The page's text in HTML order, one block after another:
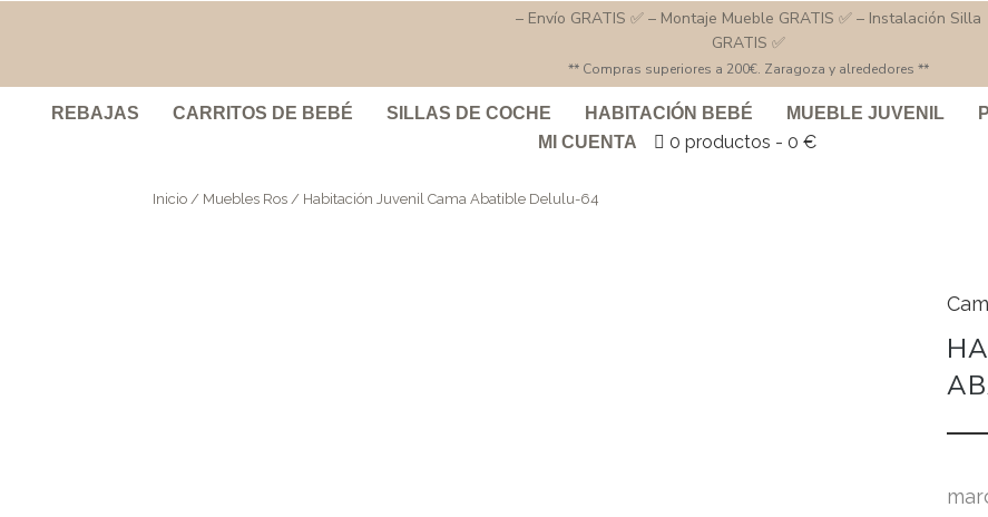
– Envío GRATIS ✅ – Montaje Mueble GRATIS ✅ – Instalación Silla
GRATIS ✅
** Compras superiores a 200€. Zaragoza y alrededores **
REBAJAS CARRITOS DE BEBÉ SILLAS DE COCHE HABITACIÓN BEBÉ MUEBLE JUVENIL
MI CUENTA
0 productos 0 €
Inicio / Muebles Ros / Habitación Juvenil Cama Abatible Delulu-64